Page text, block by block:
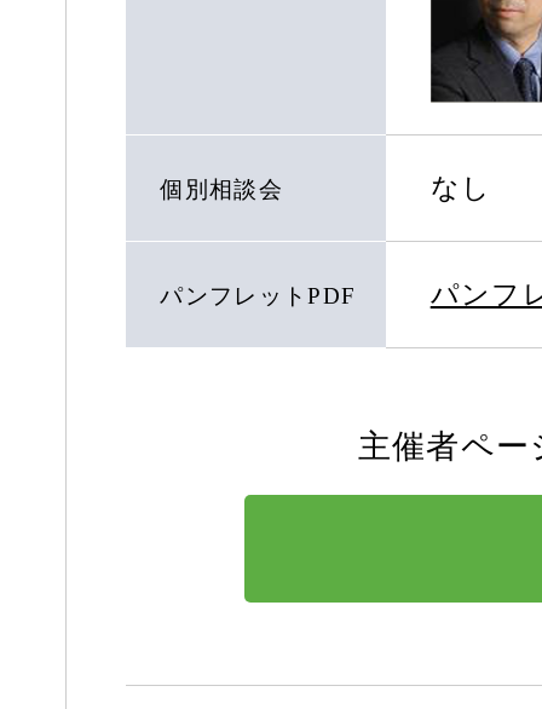
個別相談会 なし
パンフレットPDF パンフ
主催者ペ